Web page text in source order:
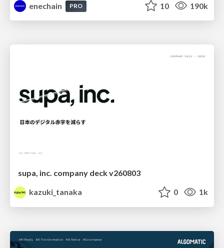
enechain
PRO 10 190k
supa, inc. company deck v260803
kazuki_tanaka
0 1k